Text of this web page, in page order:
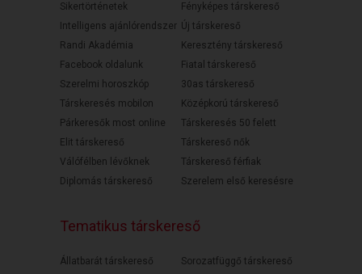
Sikertörténetek
Intelligens ajánlórendszer
Randi Akadémia
Facebook oldalunk
Szerelmi horoszkóp
Társkeresés mobilon
Párkeresők most online
Elit társkereső
Válófélben lévőknek
Diplomás társkereső
Fényképes társkereső
Új társkereső
Keresztény társkereső
Fiatal társkereső
30as társkereső
Középkorú társkereső
Társkeresés 50 felett
Társkereső nők
Társkereső férfiak
Szerelem első keresésre
Tematikus társkereső
Állatbarát társkereső
Sorozatfüggő társkereső